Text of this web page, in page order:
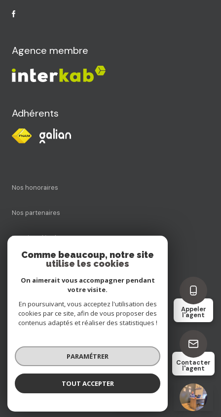
Remi ENTE
Appeler
l'agent
Contacter
l'agent
Agence membre
Adhérents
Nos honoraires
Nos partenaires
Mentions légales
Cookies
© 2026 | Tous droits réservés
Réalisé par
Comme beaucoup, notre site
utilise les cookies
On aimerait vous accompagner pendant
votre visite.
En poursuivant, vous acceptez l'utilisation des
cookies par ce site, afin de vous proposer des
contenus adaptés et réaliser des statistiques !
PARAMÉTRER
TOUT ACCEPTER